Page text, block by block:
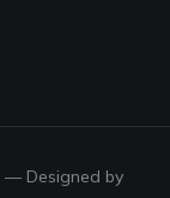
— Designed by